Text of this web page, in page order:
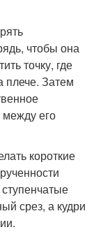
чтобы она
точку, где
плече. Затем
его
короткие
срез, а кудри